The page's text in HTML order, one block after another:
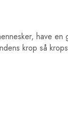
have
krop så